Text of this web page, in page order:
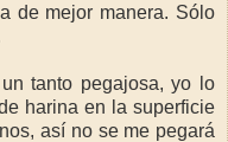
de mejor manera. Sólo
tanto pegajosa, yo lo
harina en la superficie
así no se me pegará